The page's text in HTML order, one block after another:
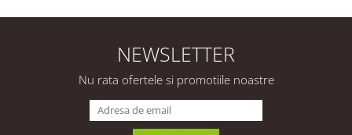
Deschidere Prin Apăsare
Open Design Integral
Suspendat
Personalizabil - Hulgo
deschidere prin apăsare
Open design
personalizabil - Hulgo
Mobili
NEWSLETTER
Nu rata ofertele si promotiile noastre